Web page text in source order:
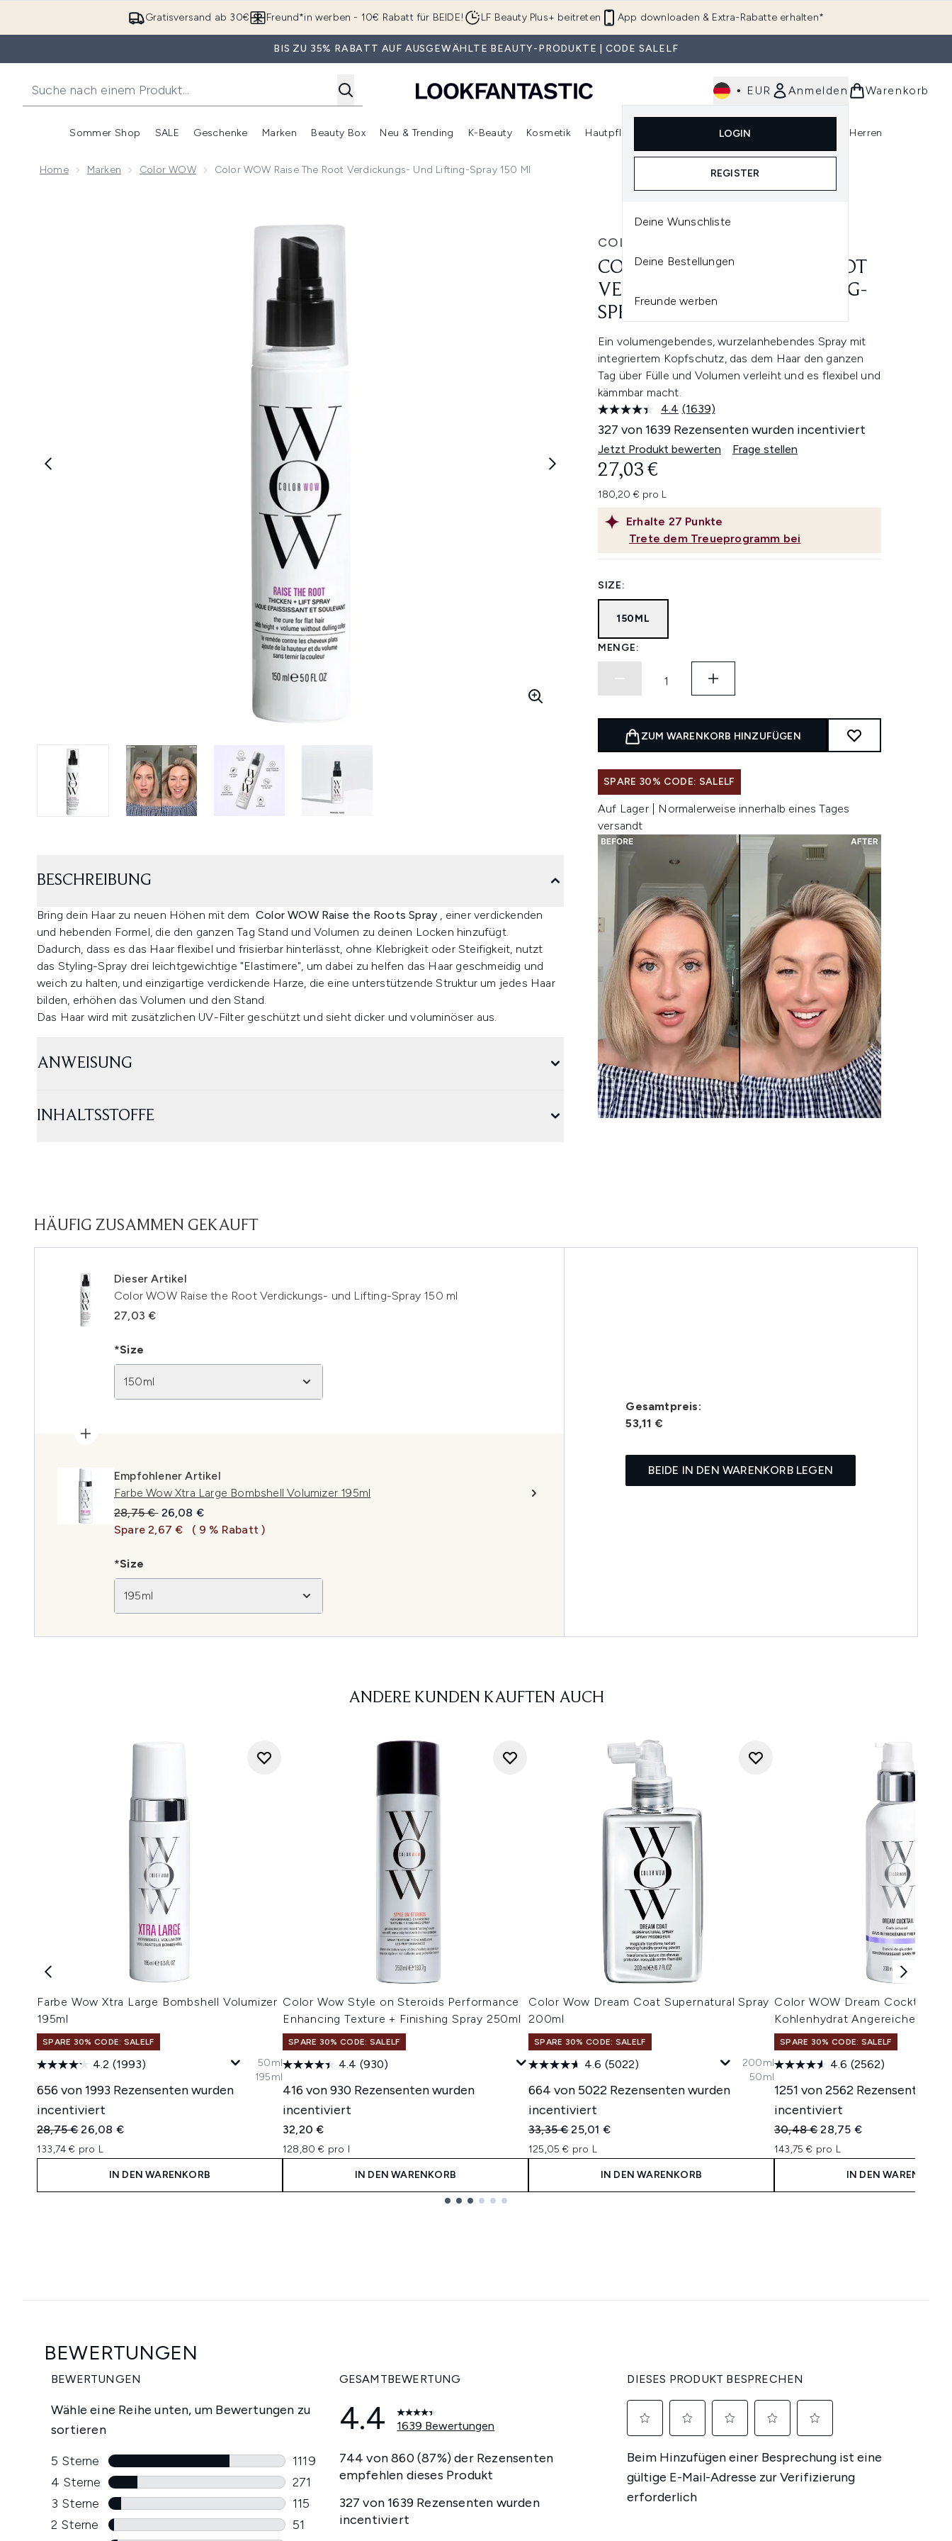
Zum Hauptinhalt springen
Gratisversand ab 30€ App downloaden & Extra-Rabatte erhalten*
Freund*in werben - 10€ Rabatt für BEIDE! LF Beauty Plus+ beitreten
BIS ZU 35% RABATT AUF AUSGEWÄHLTE BEAUTY-PRODUKTE | CODE SALELF
• EUR Anmelden
LOGIN
REGISTER
Deine Wunschliste
Deine Bestellungen
Freunde werben
Warenkorb
Sommer Shop
Untermenü Anmelden (Sommer Shop)
SALE
Untermenü Anmelden (SALE)
Geschenke
Untermenü Anmelden (Geschenke)
Marken
Untermenü Anmelden (Marken)
Beauty Box
Untermenü Anmelden (Beauty Box)
Neu & Trending
Untermenü Anmelden (Neu & Trending)
K-Beauty Kosmetik
Untermenü Anmelden (Kosmetik)
Hautpflege
Untermenü Anmelden (Haarpflege)
Parfum
Untermenü Anmelden (Parfum)
Herren
Home Marken Color WOW Color WOW Raise The Root Verdickungs- Und Lifting-Spray 150 Ml
COLOR WOW
COLOR WOW RAISE THE ROOT
VERDICKUNGS- UND LIFTING-
SPRAY 150 ML
Ein volumengebendes, wurzelanhebendes Spray mit
integriertem Kopfschutz, das dem Haar den ganzen
Tag über Fülle und Volumen verleiht und es flexibel und
kämmbar macht.
4.4 1639
Bewertungen
lesen.
Link
(1639)
327 von 1639 Rezensenten wurden incentiviert
Jetzt Produkt bewerten Frage stellen
Erhalte 27 Punkte
Trete dem Treueprogramm bei
27,03 €
180,20 € pro L
SIZE:
150ML
MENGE:
ZUM WARENKORB HINZUFÜGEN
SPARE 30% CODE: SALELF
Auf Lager | Normalerweise innerhalb eines Tages
versandt
BESCHREIBUNG
Bring dein Haar zu neuen Höhen mit dem Color WOW Raise the Roots Spray , einer verdickenden
und hebenden Formel, die den ganzen Tag Stand und Volumen zu deinen Locken hinzufügt.
Dadurch, dass es das Haar flexibel und frisierbar hinterlässt, ohne Klebrigkeit oder Steifigkeit, nutzt
das Styling-Spray drei leichtgewichtige "Elastimere", um dabei zu helfen das Haar geschmeidig und
weich zu halten, und einzigartige verdickende Harze, die eine unterstützende Struktur um jedes Haar
bilden, erhöhen das Volumen und den Stand.
Das Haar wird mit zusätzlichen UV-Filter geschützt und sieht dicker und voluminöser aus.
ANWEISUNG
INHALTSSTOFFE
HÄUFIG ZUSAMMEN GEKAUFT
Dieser Artikel
Color WOW Raise the Root Verdickungs- und Lifting-Spray 150 ml
27,03 €
*Size
150ml
Empfohlener Artikel
Farbe Wow Xtra Large Bombshell Volumizer 195ml
Unverbindliche Preisempfehlung:
28,75 € Aktueller Preis:
26,08 €
Spare 2,67 €
( 9 % Rabatt )
*Size
195ml
Gesamtpreis:
53,11 €
BEIDE IN DEN WARENKORB LEGEN
ANDERE KUNDEN KAUFTEN AUCH
Farbe Wow Xtra Large Bombshell Volumizer
195ml
SPARE 30% CODE: SALELF
4.2 (1993)
656 von 1993 Rezensenten wurden
incentiviert
Unverbindliche Preisempfehlung:
28,75 €Aktueller Preis:
26,08 €
133,74 € pro L
50ml
195ml
IN DEN WARENKORB
Color Wow Style on Steroids Performance
Enhancing Texture + Finishing Spray 250ml
SPARE 30% CODE: SALELF
4.4 (930)
416 von 930 Rezensenten wurden
incentiviert
32,20 €
128,80 € pro l
IN DEN WARENKORB
Color Wow Dream Coat Supernatural Spray
200ml
SPARE 30% CODE: SALELF
4.6 (5022)
664 von 5022 Rezensenten wurden
incentiviert
Unverbindliche Preisempfehlung:
33,35 €Aktueller Preis:
25,01 €
125,05 € pro L
200ml
50ml
IN DEN WARENKORB
Color WOW Dream Cocktail –
Kohlenhydrat Angereichert
SPARE 30% CODE: SALELF
4.6 (2562)
1251 von 2562 Rezensenten
incentiviert
Unverbindliche Preisempfehlung:
30,48 €Aktueller Preis:
28,75 €
143,75 € pro L
IN DEN WARENKORB